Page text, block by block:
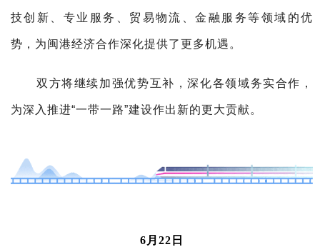
技创新、专业服务、贸易物流、金融服务等领域的优
势，为闽港经济合作深化提供了更多机遇。
双方将继续加强优势互补，深化各领域务实合作，
为深入推进“一带一路”建设作出新的更大贡献。
6月22日